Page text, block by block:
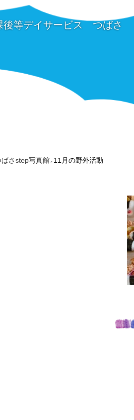
等デイサービス つばさ
ばさstep写真館 > 11月の野外活動